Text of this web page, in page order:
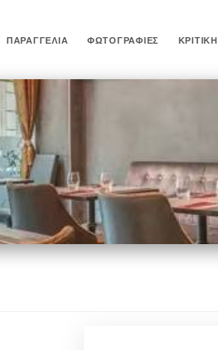
ΠΑΡΑΓΓΕΛΊΑ ΦΩΤΟΓΡΑΦΊΕΣ ΚΡΙΤΙΚΉ